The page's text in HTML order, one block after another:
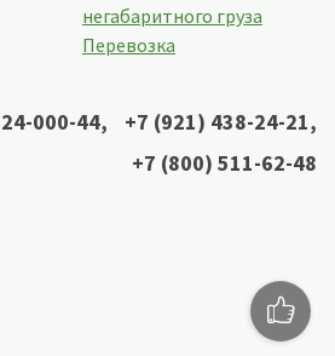
негабаритного груза
Перевозка
000-44, +7 (921) 438-24-21,
+7 (800) 511-62-48